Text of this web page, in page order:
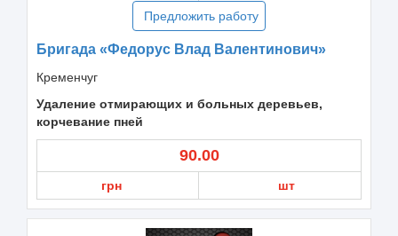
Предложить работу
Бригада «Федорус Влад Валентинович»
Кременчуг
Удаление отмирающих и больных деревьев,
корчевание пней
90.00
грн шт